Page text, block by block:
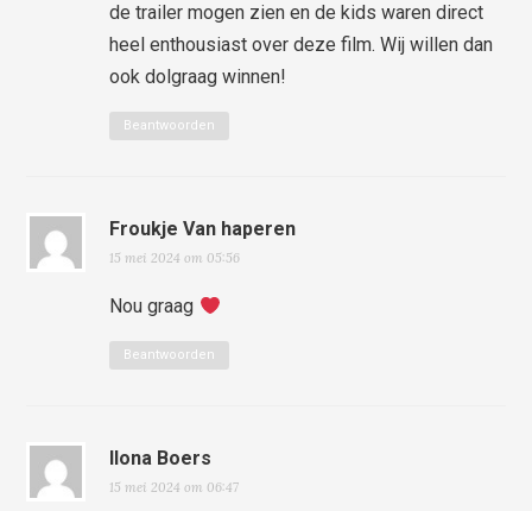
de trailer mogen zien en de kids waren direct
heel enthousiast over deze film. Wij willen dan
ook dolgraag winnen!
Beantwoorden
Froukje Van haperen
15 mei 2024 om 05:56
Nou graag
Beantwoorden
Ilona Boers
15 mei 2024 om 06:47